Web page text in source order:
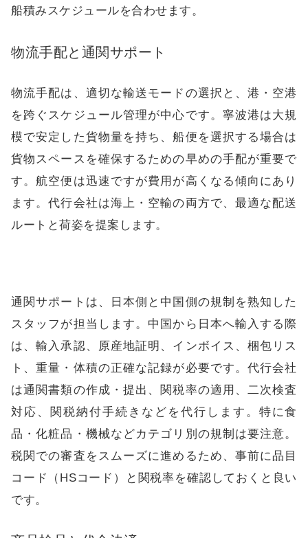
船積みスケジュールを合わせます。
物流手配と通関サポート
物流手配は、適切な輸送モードの選択と、港・空港
を跨ぐスケジュール管理が中心です。寧波港は大規
模で安定した貨物量を持ち、船便を選択する場合は
貨物スペースを確保するための早めの手配が重要で
す。航空便は迅速ですが費用が高くなる傾向にあり
ます。代行会社は海上・空輸の両方で、最適な配送
ルートと荷姿を提案します。
通関サポートは、日本側と中国側の規制を熟知した
スタッフが担当します。中国から日本へ輸入する際
は、輸入承認、原産地証明、インボイス、梱包リス
ト、重量・体積の正確な記録が必要です。代行会社
は通関書類の作成・提出、関税率の適用、二次検査
対応、関税納付手続きなどを代行します。特に食
品・化粧品・機械などカテゴリ別の規制は要注意。
税関での審査をスムーズに進めるため、事前に品目
コード（HSコード）と関税率を確認しておくと良い
です。